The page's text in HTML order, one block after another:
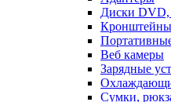
Диски DVD,
Кронштейны
Веб камеры
Зарядные
Сумки,